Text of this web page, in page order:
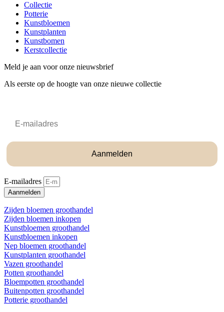
Collectie
Potterie
Kunstbloemen
Kunstplanten
Kunstbomen
Kerstcollectie
Meld je aan voor onze nieuwsbrief
Als eerste op de hoogte van onze nieuwe collectie
Aanmelden
E-mailadres
Aanmelden
Zijden bloemen groothandel
Zijden bloemen inkopen
Kunstbloemen groothandel
Kunstbloemen inkopen
Nep bloemen groothandel
Kunstplanten groothandel
Vazen groothandel
Potten groothandel
Bloempotten groothandel
Buitenpotten groothandel
Potterie groothandel